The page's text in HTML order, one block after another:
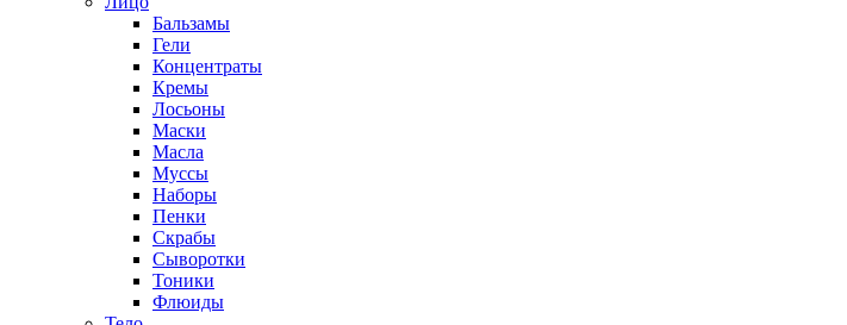
Бальзамы
Гели
Концентраты
Кремы
Лосьоны
Маски
Масла
Муссы
Наборы
Пенки
Скрабы
Сыворотки
Тоники
Флюиды